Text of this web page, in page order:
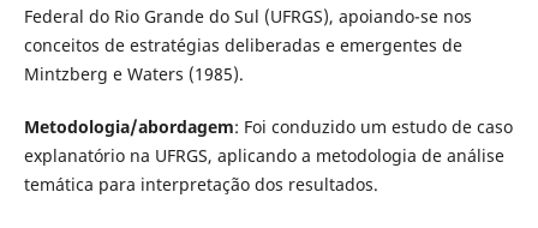
Federal do Rio Grande do Sul (UFRGS), apoiando-se nos
conceitos de estratégias deliberadas e emergentes de
Mintzberg e Waters (1985).
Metodologia/abordagem: Foi conduzido um estudo de caso
explanatório na UFRGS, aplicando a metodologia de análise
temática para interpretação dos resultados.